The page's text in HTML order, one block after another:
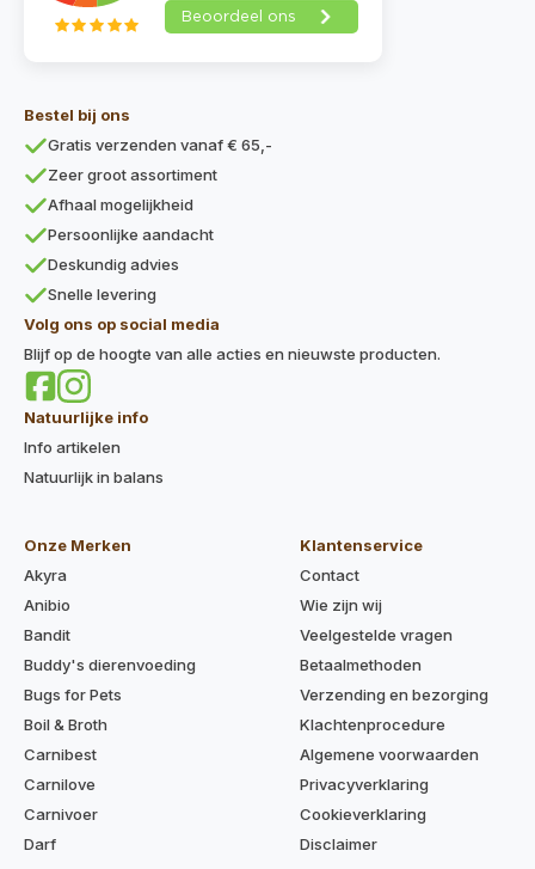
Bestel bij ons
Gratis verzenden vanaf € 65,-
Zeer groot assortiment
Afhaal mogelijkheid
Persoonlijke aandacht
Deskundig advies
Snelle levering
Volg ons op social media
Blijf op de hoogte van alle acties en nieuwste producten.
Natuurlijke info
Info artikelen
Natuurlijk in balans
Onze Merken
Akyra
Anibio
Bandit
Buddy's dierenvoeding
Bugs for Pets
Boil & Broth
Carnibest
Carnilove
Carnivoer
Darf
Klantenservice
Contact
Wie zijn wij
Veelgestelde vragen
Betaalmethoden
Verzending en bezorging
Klachtenprocedure
Algemene voorwaarden
Privacyverklaring
Cookieverklaring
Disclaimer